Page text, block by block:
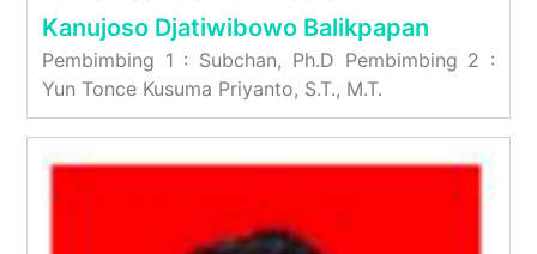
Kanujoso Djatiwibowo Balikpapan
Pembimbing 1 : Subchan, Ph.D Pembimbing 2 :
Yun Tonce Kusuma Priyanto, S.T., M.T.